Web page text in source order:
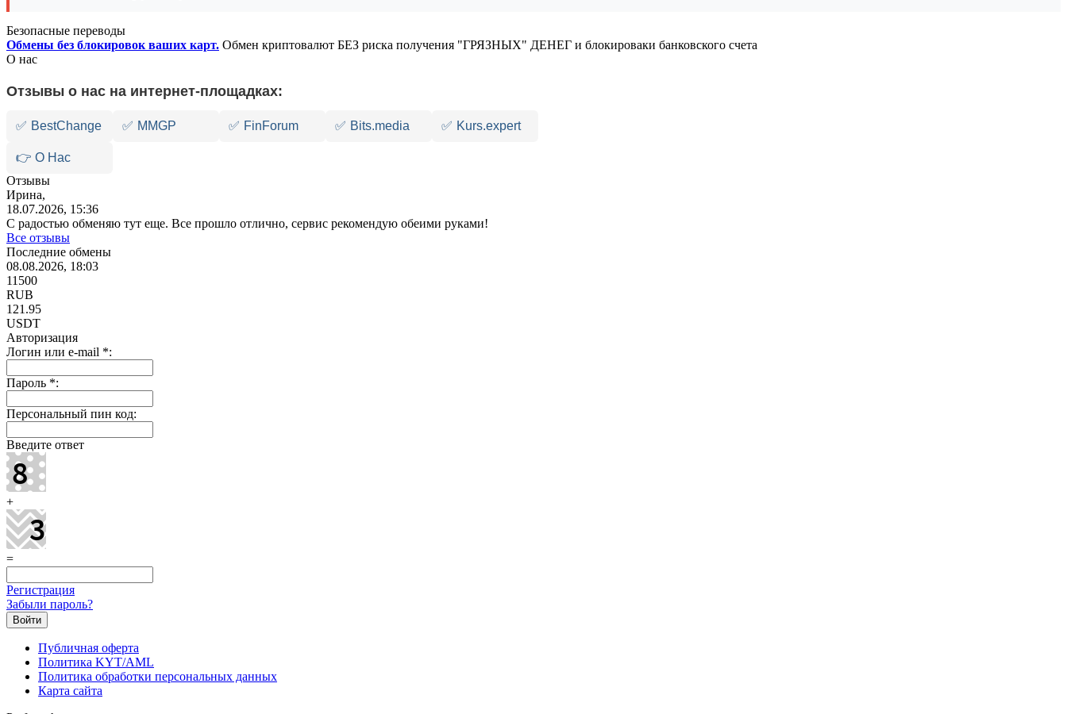
Безопасные переводы
Обмены без блокировок ваших карт. Обмен криптовалют БЕЗ риска получения "ГРЯЗНЫХ" ДЕНЕГ и блокироваки банковского счета
О нас
Отзывы о нас на интернет-площадках:
✅ BestChange ✅ MMGP ✅ FinForum ✅ Bits.media ✅ Kurs.expert
👉 О Нас
Отзывы
Ирина,
18.07.2026, 15:36
С радостью обменяю тут еще. Все прошло отлично, сервис рекомендую обеими руками!
Все отзывы
Последние обмены
08.08.2026, 18:03
11500
RUB
121.95
USDT
Авторизация
Логин или e-mail *:
Пароль *:
Персональный пин код:
Введите ответ
+
=
Регистрация
Забыли пароль?
Публичная оферта
Политика KYT/AML
Политика обработки персональных данных
Карта сайта